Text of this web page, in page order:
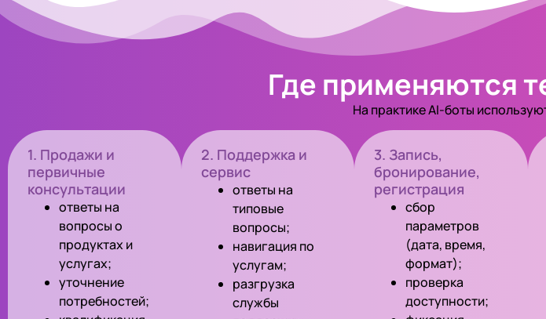
Где применяются
На практике AI-боты
1. Продажи и
первичные
консультации
ответы на
вопросы о
продуктах и
услугах;
уточнение
потребностей;
2. Поддержка и
сервис
ответы на
типовые
вопросы;
навигация по
услугам;
разгрузка
службы
3. Запись,
бронирование,
регистрация
сбор
параметров
(дата, время,
формат);
проверка
доступности;